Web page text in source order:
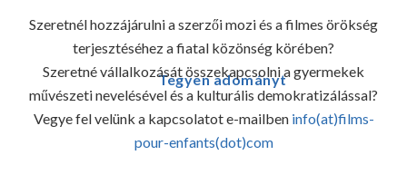
Tegyen adományt
Szeretnél hozzájárulni a szerzői mozi és a filmes örökség
terjesztéséhez a fiatal közönség körében?
Szeretné vállalkozását összekapcsolni a gyermekek
művészeti nevelésével és a kulturális demokratizálással?
Vegye fel velünk a kapcsolatot e-mailben info(at)films-
pour-enfants(dot)com